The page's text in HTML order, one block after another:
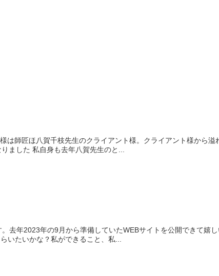
は師匠ほ八賀千枝先生のクライアント様。クライアント様から溢
ました 私自身も去年八賀先生のと...
去年2023年の9月から準備していたWEBサイトを公開できて嬉
いたいかな？私ができること、私...